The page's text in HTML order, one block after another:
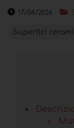
17/04/2026
Superfici